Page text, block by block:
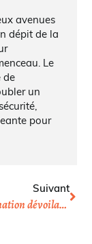
avenues
dépit de la
Le
de
un
pour
Suivant
Bures/Y, Formation dévoilage de roue et autres